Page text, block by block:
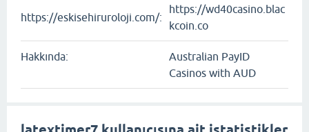
https://eskisehiruroloji.com/:
https://wd40casino.blac
kcoin.co
Hakkında:
Australian PayID
Casinos with AUD